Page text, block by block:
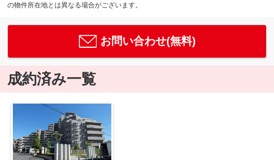
の物件所在地とは異なる場合がございます。
お問い合わせ(無料)
成約済み一覧